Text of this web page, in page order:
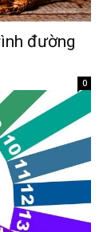
đường
0